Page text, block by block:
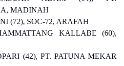
MADINAH
(72), SOC-72, ARAFAH
KALLABE (60),
(42), PT. PATUNA MEKAR